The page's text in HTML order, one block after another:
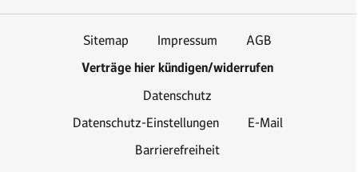
Sitemap Impressum AGB
Verträge hier kündigen/widerrufen
Datenschutz
Datenschutz-Einstellungen
E-Mail
Barrierefreiheit